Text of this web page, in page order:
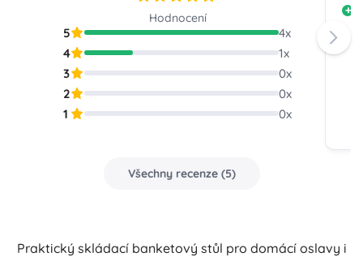
Hodnocení
5 4x
4
1x
3
0x
2
0x
1
0x
Všechny recenze(5)
Praktický skládací banketový stůl pro domácí oslavy i